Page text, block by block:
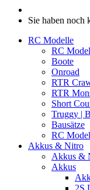
Sie haben noch
RC Modelle
RC
Boote
Onroad
RTR
RTR
Short
Truggy |
Bausätze
RC
Akkus & Nitro
Akkus &
Akkus
2S